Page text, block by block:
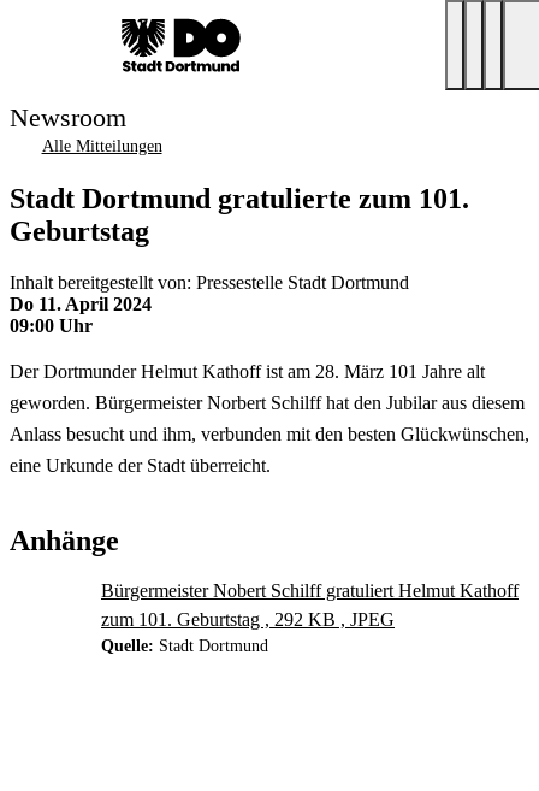
Newsroom
Alle Mitteilungen
Stadt Dortmund gratulierte zum 101.
Geburtstag
Inhalt bereitgestellt von: Pressestelle Stadt Dortmund
Do 11. April 2024
09:00 Uhr
Der Dortmunder Helmut Kathoff ist am 28. März 101 Jahre alt
geworden. Bürgermeister Norbert Schilff hat den Jubilar aus diesem
Anlass besucht und ihm, verbunden mit den besten Glückwünschen,
eine Urkunde der Stadt überreicht.
Anhänge
Bürgermeister Nobert Schilff gratuliert Helmut Kathoff
zum 101. Geburtstag , 292 KB , JPEG
Quelle: Stadt Dortmund